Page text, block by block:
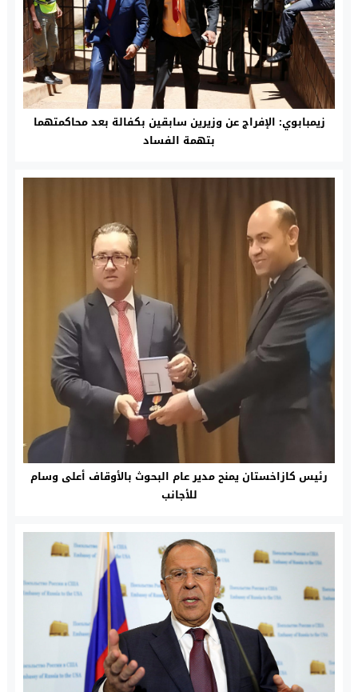
زيمبابوي: الإفراج عن وزيرين سابقين بكفالة بعد محاكمتهما
بتهمة الفساد
رئيس كازاخستان يمنح مدير عام البحوث بالأوقاف أعلى وسام
للأجانب